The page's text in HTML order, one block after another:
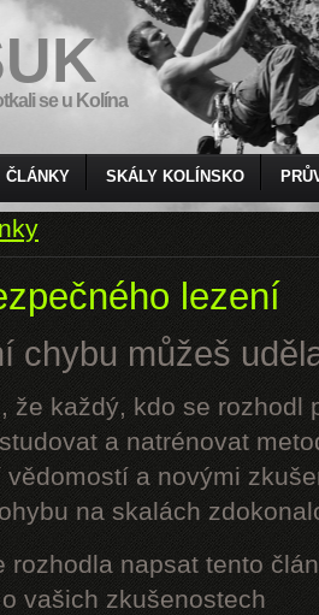
se u Kolína
ČLÁNKY SKÁLY KOLÍNSKO
lezení
chybu můžeš
že každý, kdo se rozhodl
a natrénovat
a novými
na skalách
rozhodla napsat tento
vašich zkušenostech